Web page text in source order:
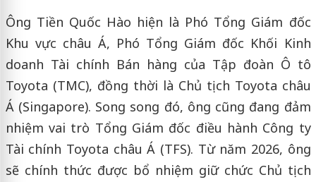
Ông Tiền Quốc Hào hiện là Phó Tổng Giám đốc
Khu vực châu Á, Phó Tổng Giám đốc Khối Kinh
doanh Tài chính Bán hàng của Tập đoàn Ô tô
Toyota (TMC), đồng thời là Chủ tịch Toyota châu
Á (Singapore). Song song đó, ông cũng đang đảm
nhiệm vai trò Tổng Giám đốc điều hành Công ty
Tài chính Toyota châu Á (TFS). Từ năm 2026, ông
sẽ chính thức được bổ nhiệm giữ chức Chủ tịch